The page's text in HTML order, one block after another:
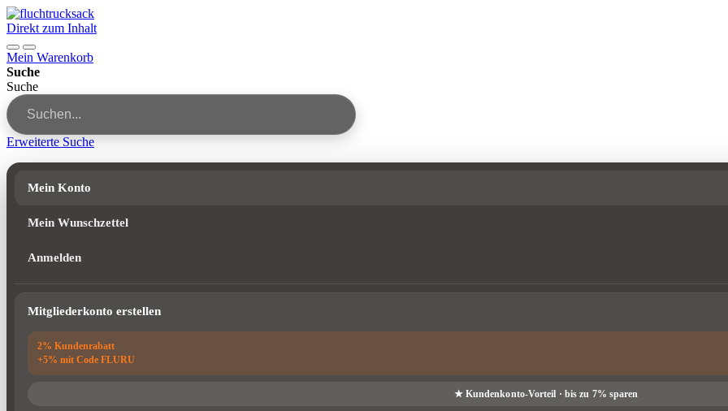
Direkt zum Inhalt
Mein Warenkorb
Suche
Suche
Erweiterte Suche
Mein Konto
Mein Wunschzettel
Anmelden
Mitgliederkonto erstellen